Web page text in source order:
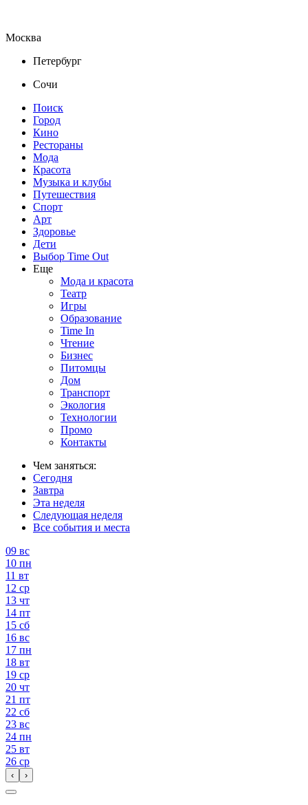
Москва
Петербург
Сочи
Поиск
Город
Кино
Рестораны
Мода
Красота
Музыка и клубы
Путешествия
Спорт
Арт
Здоровье
Дети
Выбор Time Out
Еще
Мода и красота
Театр
Игры
Образование
Time In
Чтение
Бизнес
Питомцы
Дом
Транспорт
Экология
Технологии
Промо
Контакты
Чем заняться:
Сегодня
Завтра
Эта неделя
Следующая неделя
Все события и места
09 вс
10 пн
11 вт
12 ср
13 чт
14 пт
15 сб
16 вс
17 пн
18 вт
19 ср
20 чт
21 пт
22 сб
23 вс
24 пн
25 вт
26 ср
‹ ›